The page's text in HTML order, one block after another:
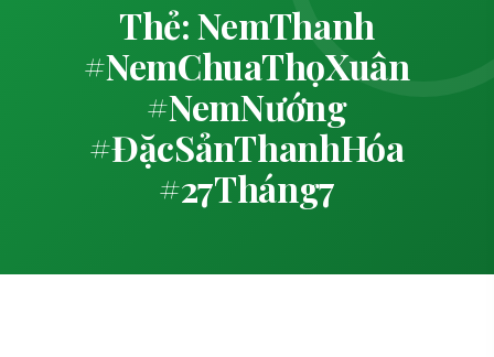
Thẻ: NemThanh
#NemChuaThọXuân
#NemNướng
#ĐặcSảnThanhHóa
#27Tháng7